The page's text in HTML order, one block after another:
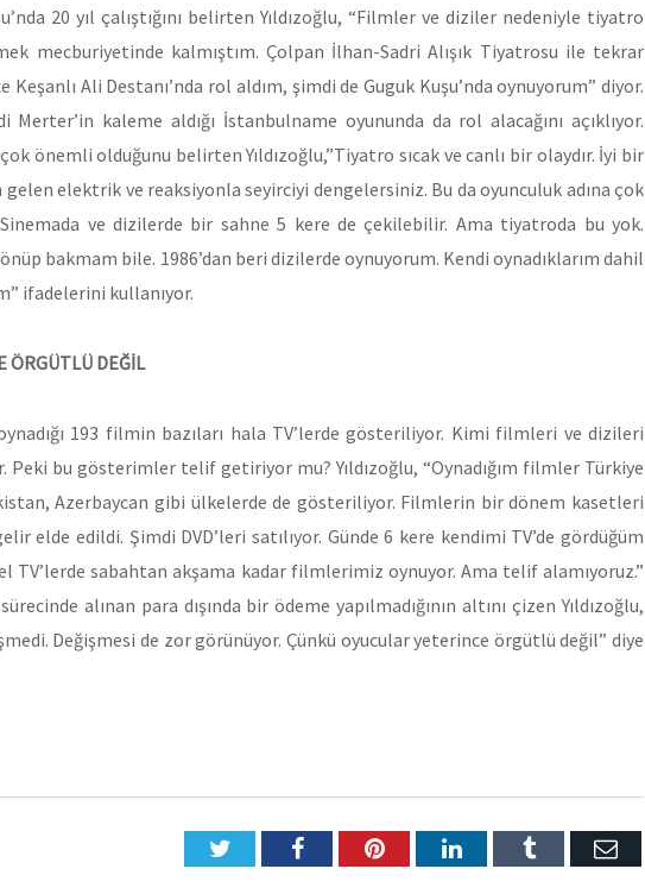
20 yıl çalıştığını belirten Yıldızoğlu, “Filmler ve diziler nedeniyle tiyatro
mecburiyetinde kalmıştım. Çolpan İlhan-Sadri Alışık Tiyatrosu ile tekrar
Keşanlı Ali Destanı’nda rol aldım, şimdi de Guguk Kuşu’nda oynuyorum” diyor.
Merter’in kaleme aldığı İstanbulname oyununda da rol alacağını açıklıyor.
önemli olduğunu belirten Yıldızoğlu,”Tiyatro sıcak ve canlı bir olaydır. İyi bir
gelen elektrik ve reaksiyonla seyirciyi dengelersiniz. Bu da oyunculuk adına çok
ve dizilerde bir sahne 5 kere de çekilebilir. Ama tiyatroda bu yok.
bakmam bile. 1986’dan beri dizilerde oynuyorum. Kendi oynadıklarım dahil
ifadelerini kullanıyor.
ÖRGÜTLÜ DEĞİL
oynadığı 193 filmin bazıları hala TV’lerde gösteriliyor. Kimi filmleri ve dizileri
Peki bu gösterimler telif getiriyor mu? Yıldızoğlu, “Oynadığım filmler Türkiye
Azerbaycan gibi ülkelerde de gösteriliyor. Filmlerin bir dönem kasetleri
elde edildi. Şimdi DVD’leri satılıyor. Günde 6 kere kendimi TV’de gördüğüm
TV’lerde sabahtan akşama kadar filmlerimiz oynuyor. Ama telif alamıyoruz.”
alınan para dışında bir ödeme yapılmadığının altını çizen Yıldızoğlu,
Değişmesi de zor görünüyor. Çünkü oyucular yeterince örgütlü değil” diye
TwitterFacebookPinterestLinkedInTumblr E-